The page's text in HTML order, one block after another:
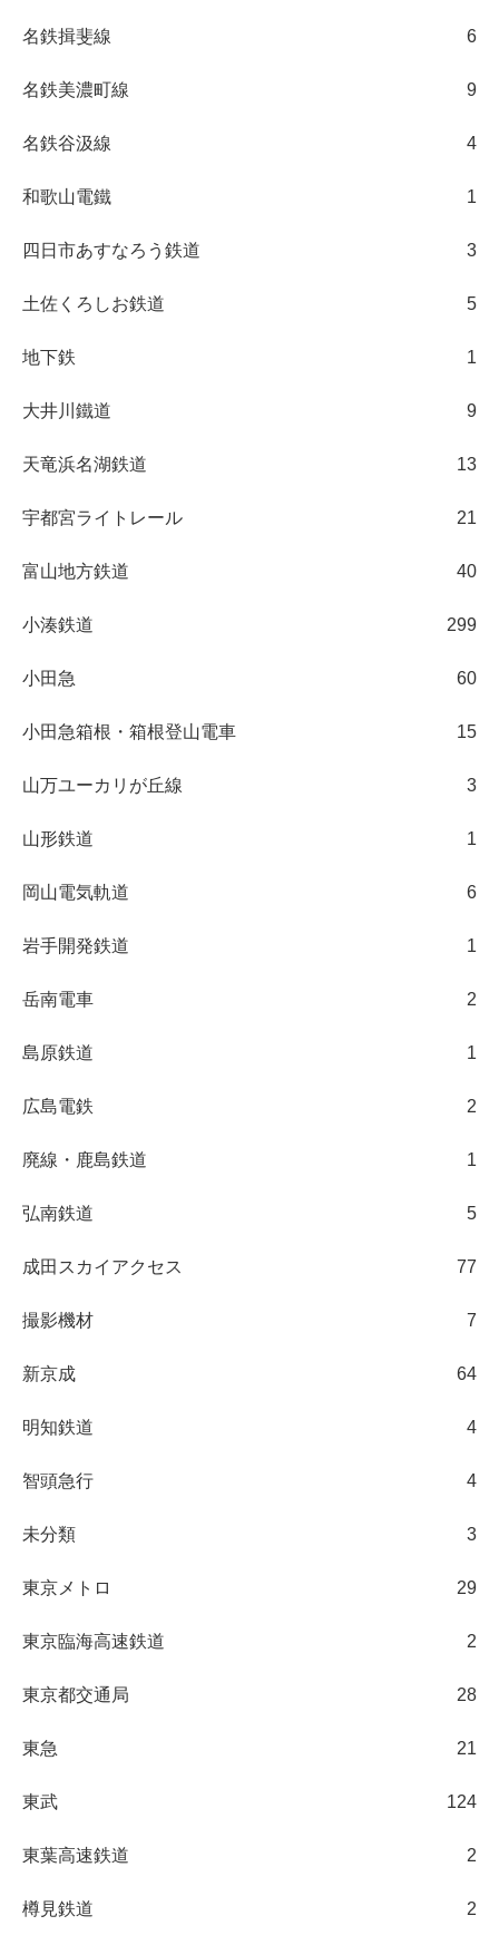
名鉄揖斐線 6
名鉄美濃町線 9
名鉄谷汲線 4
和歌山電鐵 1
四日市あすなろう鉄道 3
土佐くろしお鉄道 5
地下鉄 1
大井川鐵道 9
天竜浜名湖鉄道 13
宇都宮ライトレール 21
富山地方鉄道 40
小湊鉄道 299
小田急 60
小田急箱根・箱根登山電車 15
山万ユーカリが丘線 3
山形鉄道 1
岡山電気軌道 6
岩手開発鉄道 1
岳南電車 2
島原鉄道 1
広島電鉄 2
廃線・鹿島鉄道 1
弘南鉄道 5
成田スカイアクセス 77
撮影機材 7
新京成 64
明知鉄道 4
智頭急行 4
未分類 3
東京メトロ 29
東京臨海高速鉄道 2
東京都交通局 28
東急 21
東武 124
東葉高速鉄道 2
樽見鉄道 2